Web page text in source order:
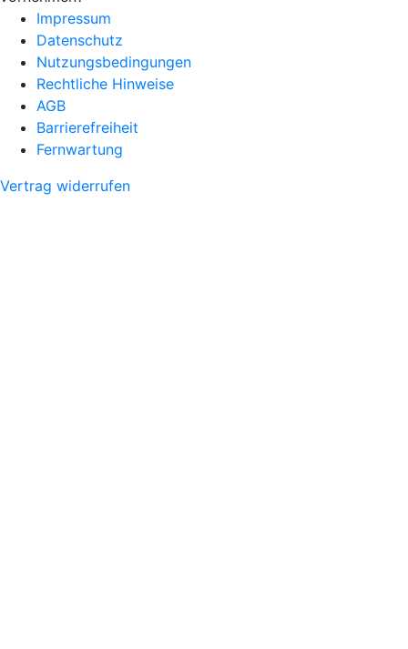
Impressum
Datenschutz
Nutzungsbedingungen
Rechtliche Hinweise
AGB
Barrierefreiheit
Fernwartung
Vertrag widerrufen